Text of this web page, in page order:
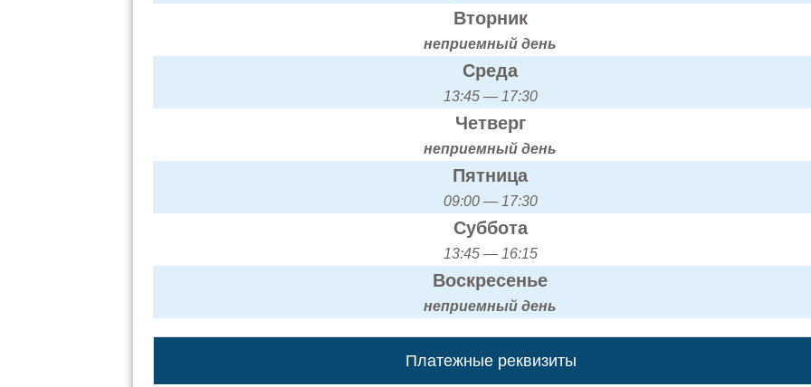
Вторник
неприемный день
Среда
13:45 — 17:30
Четверг
неприемный день
Пятница
09:00 — 17:30
Суббота
13:45 — 16:15
Воскресенье
неприемный день
Платежные реквизиты